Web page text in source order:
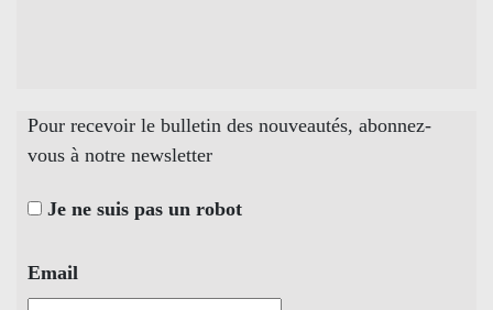
Pour recevoir le bulletin des nouveautés, abonnez-
vous à notre newsletter
Je ne suis pas un robot
Email